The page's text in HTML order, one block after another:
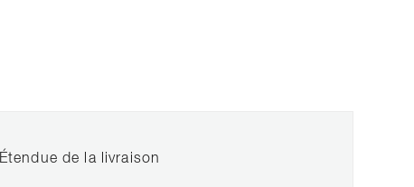
Étendue de la livraison